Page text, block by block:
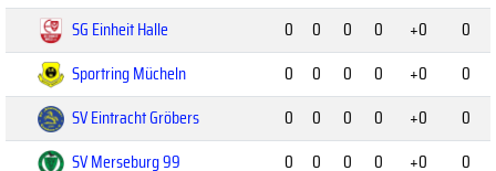
SG Einheit Halle
0 0 0 0 +0
0
Sportring Mücheln
0 0 0 0 +0
0
SV Eintracht Gröbers
0 0 0 0 +0
0
SV Merseburg 99
0 0 0 0 +0 0